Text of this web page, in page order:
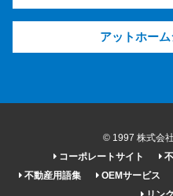
アットホー
© 1997 株式会
コーポレートサイト
不
不動産用語集
OEMサービス